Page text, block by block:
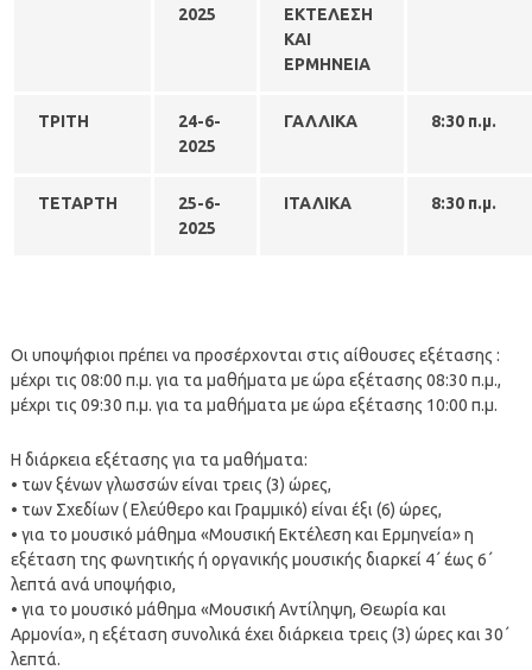
2025
ΕΚΤΕΛΕΣΗ
ΚΑΙ
ΕΡΜΗΝΕΙΑ
ΤΡΙΤΗ
24-6-
2025
ΓΑΛΛΙΚΑ 8:30 π.μ.
ΤΕΤΑΡΤΗ
25-6-
2025
ΙΤΑΛΙΚΑ 8:30 π.μ.
Οι υποψήφιοι πρέπει να προσέρχονται στις αίθουσες εξέτασης :
μέχρι τις 08:00 π.μ. για τα μαθήματα με ώρα εξέτασης 08:30 π.μ.,
μέχρι τις 09:30 π.μ. για τα μαθήματα με ώρα εξέτασης 10:00 π.μ.
Η διάρκεια εξέτασης για τα μαθήματα:
• των ξένων γλωσσών είναι τρεις (3) ώρες,
• των Σχεδίων ( Ελεύθερο και Γραμμικό) είναι έξι (6) ώρες,
• για το μουσικό μάθημα «Μουσική Εκτέλεση και Ερμηνεία» η
εξέταση της φωνητικής ή οργανικής μουσικής διαρκεί 4΄ έως 6΄
λεπτά ανά υποψήφιο,
• για το μουσικό μάθημα «Μουσική Αντίληψη, Θεωρία και
Αρμονία», η εξέταση συνολικά έχει διάρκεια τρεις (3) ώρες και 30΄
λεπτά.